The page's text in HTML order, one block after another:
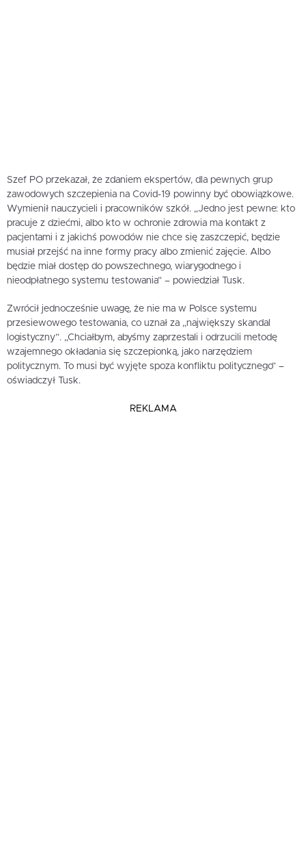
Szef PO przekazał, że zdaniem ekspertów, dla pewnych grup
zawodowych szczepienia na Covid-19 powinny być obowiązkowe.
Wymienił nauczycieli i pracowników szkół. „Jedno jest pewne: kto
pracuje z dziećmi, albo kto w ochronie zdrowia ma kontakt z
pacjentami i z jakichś powodów nie chce się zaszczepić, będzie
musiał przejść na inne formy pracy albo zmienić zajęcie. Albo
będzie miał dostęp do powszechnego, wiarygodnego i
nieodpłatnego systemu testowania” – powiedział Tusk.
Zwrócił jednocześnie uwagę, że nie ma w Polsce systemu
przesiewowego testowania, co uznał za „największy skandal
logistyczny”. „Chciałbym, abyśmy zaprzestali i odrzucili metodę
wzajemnego okładania się szczepionką, jako narzędziem
politycznym. To musi być wyjęte spoza konfliktu politycznego” –
oświadczył Tusk.
REKLAMA